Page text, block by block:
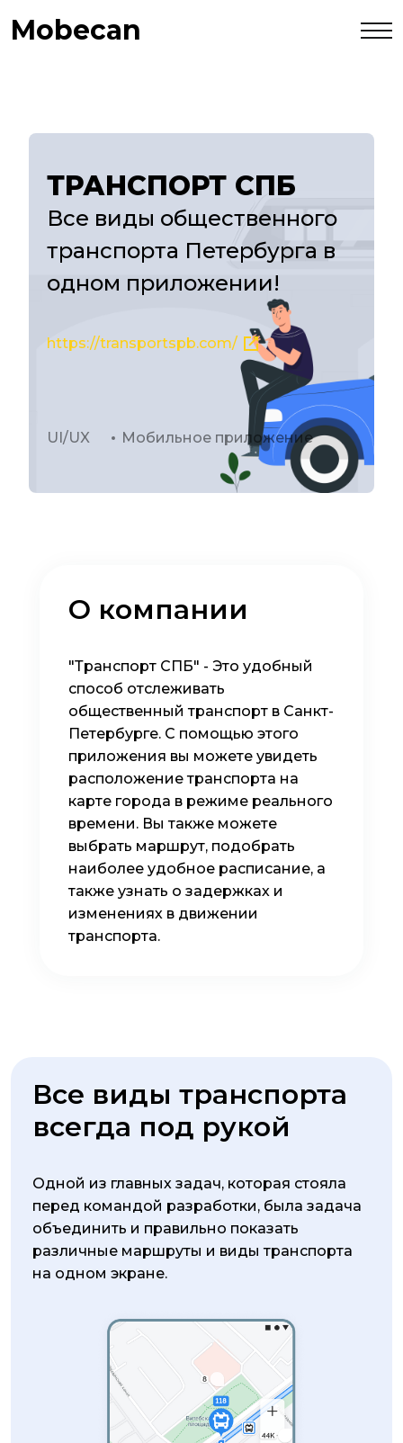
Mobecan
ТРАНСПОРТ СПБ
Все виды общественного
транспорта Петербурга в
одном приложении!
https://transportspb.com/
UI/UX Мобильное приложение
О компании
"Транспорт СПБ" - Это удобный
способ отслеживать
общественный транспорт в Санкт-
Петербурге. С помощью этого
приложения вы можете увидеть
расположение транспорта на
карте города в режиме реального
времени. Вы также можете
выбрать маршрут, подобрать
наиболее удобное расписание, а
также узнать о задержках и
изменениях в движении
транспорта.
Все виды транспорта
всегда под рукой
Одной из главных задач, которая стояла
перед командой разработки, была задача
объединить и правильно показать
различные маршруты и виды транспорта
на одном экране.